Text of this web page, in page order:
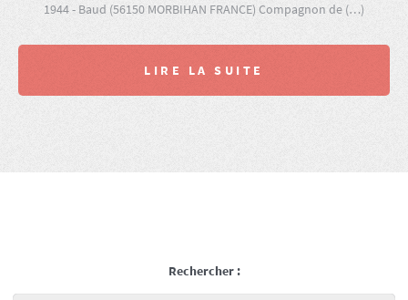
1944 - Baud (56150 MORBIHAN FRANCE) Compagnon de (…)
LIRE LA SUITE
Rechercher :